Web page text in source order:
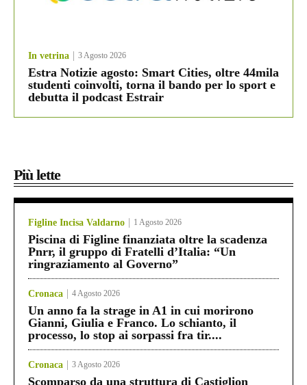
In vetrina 3 Agosto 2026
Estra Notizie agosto: Smart Cities, oltre 44mila
studenti coinvolti, torna il bando per lo sport e
debutta il podcast Estrair
Più lette
Figline Incisa Valdarno 1 Agosto 2026
Piscina di Figline finanziata oltre la scadenza
Pnrr, il gruppo di Fratelli d’Italia: “Un
ringraziamento al Governo”
Cronaca 4 Agosto 2026
Un anno fa la strage in A1 in cui morirono
Gianni, Giulia e Franco. Lo schianto, il
processo, lo stop ai sorpassi fra tir....
Cronaca 3 Agosto 2026
Scomparso da una struttura di Castiglion